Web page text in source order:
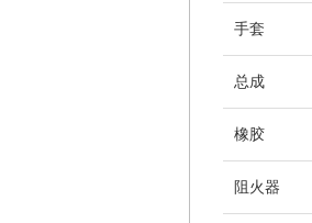
手套
总成
橡胶
阻火器